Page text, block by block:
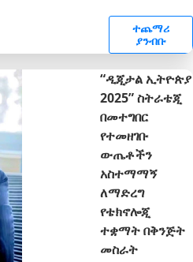
ተጨማሪ
ያንብቡ
“ዲጂታል ኢትዮጵያ
2025” ስትራቴጂ
በመተግበር
የተመዘገቡ
ውጤቶችን
አስተማማኝ
ለማድረግ
የቴክኖሎጂ
ተቋማት በቅንጅት
መስራት